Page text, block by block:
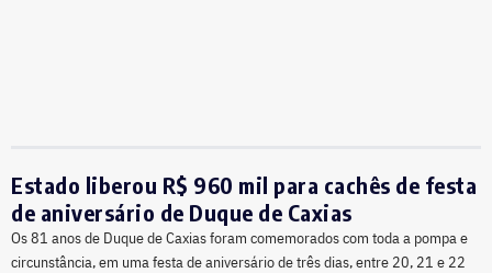
Estado liberou R$ 960 mil para cachês de festa
de aniversário de Duque de Caxias
Os 81 anos de Duque de Caxias foram comemorados com toda a pompa e
circunstância, em uma festa de aniversário de três dias, entre 20, 21 e 22